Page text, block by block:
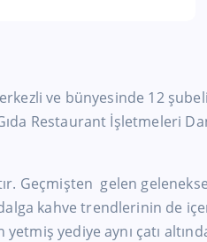
ve bünyesinde 12
Restaurant İşletmeleri
Geçmişten gelen
kahve trendlerinin de
yediye aynı çatı